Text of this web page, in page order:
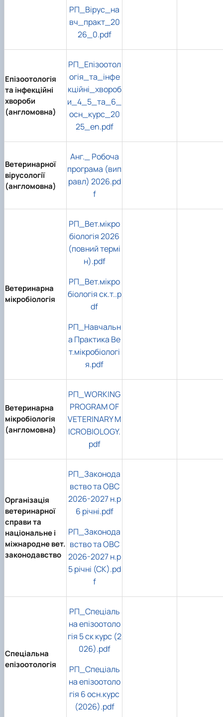
РП_Вірус_на
вч_практ_20
26_0.pdf
Епізоотологія
та інфекційні
хвороби
(англомовна)
РП_Епізоотол
огія_та_інфе
кційні_хвороб
и_4_5_та_6_
осн_курс_20
25_en.pdf
Ветеринарної
вірусології
(англомовна)
Анг._ Робоча
програма (вип
равл) 2026.pd
f
Ветеринарна
мікробіологія
РП_Вет.мікро
біологія 2026
(повний термі
н).pdf
РП_Вет.мікро
біологія ск.т..p
df
РП_Навчальн
а Практика Ве
т.мікробіологі
я.pdf
Ветеринарна
мікробіологія
(англомовна)
РП_WORKING
PROGRAM OF
VETERINARY M
ICROBIOLOGY.
pdf
Організація
ветеринарної
справи та
національне і
міжнародне вет.
законодавство
РП_Законода
вство та ОВС
2026-2027 н.р
6 річні.pdf
РП_Законода
вство та ОВС
2026-2027 н.р
5 річні (СК).pd
f
Спеціальна
епізоотологія
РП_Спеціаль
на епізоотоло
гія 5 ск курс (2
026).pdf
РП_Спеціаль
на епізоотоло
гія 6 осн.курс
(2026).pdf